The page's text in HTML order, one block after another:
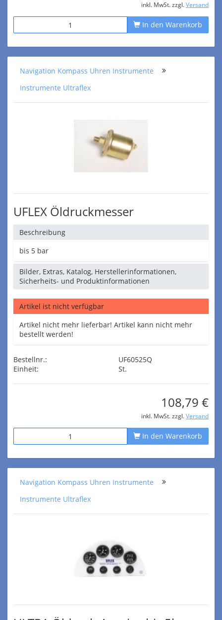
inkl. MwSt. zzgl. Versand
In den Warenkorb
Navigation Kompass Uhren Instrumente
Instrumente Ultraflex
UFLEX Öldruckmesser
Beschreibung
bis 5 bar
Bilder, Extras, Katalog, Herstellerinformationen,
Sicherheits- und Produktinformationen
Artikel ist nicht verfügbar
Artikel nicht mehr lieferbar! Artikel kann nicht mehr
bestellt werden!
Bestellnr.:
UF60525Q
Einheit:
St.
108,79 €
inkl. MwSt. zzgl. Versand
In den Warenkorb
Navigation Kompass Uhren Instrumente
Instrumente Ultraflex